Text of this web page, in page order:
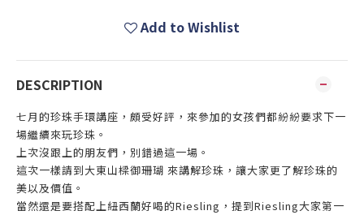
Add to Wishlist
DESCRIPTION
七月的珍珠手環講座，頗受好評，來參加的女孩們都紛紛要求下一
場繼續來玩珍珠。
上次沒跟上的朋友們，別錯過這一場。
這次一樣請到大東山樑御珊瑚 來講解珍珠，讓大家更了解珍珠的
美以及價值。
當然還是要搭配上紐西蘭好喝的Riesling，提到Riesling大家第一